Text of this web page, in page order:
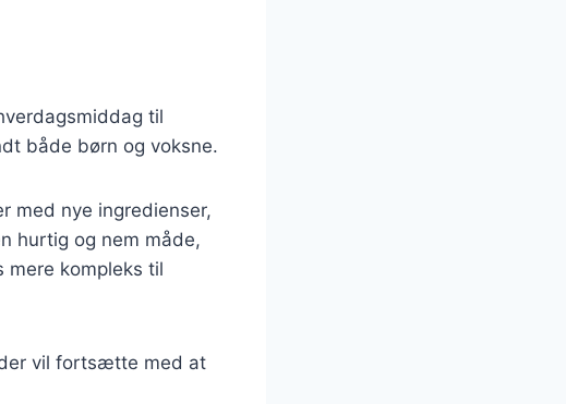
til
både børn og voksne.
med nye ingredienser,
hurtig og nem måde,
mere kompleks til
vil fortsætte med at